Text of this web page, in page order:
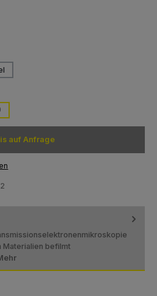
auf Anfrage
Materialien befilmt